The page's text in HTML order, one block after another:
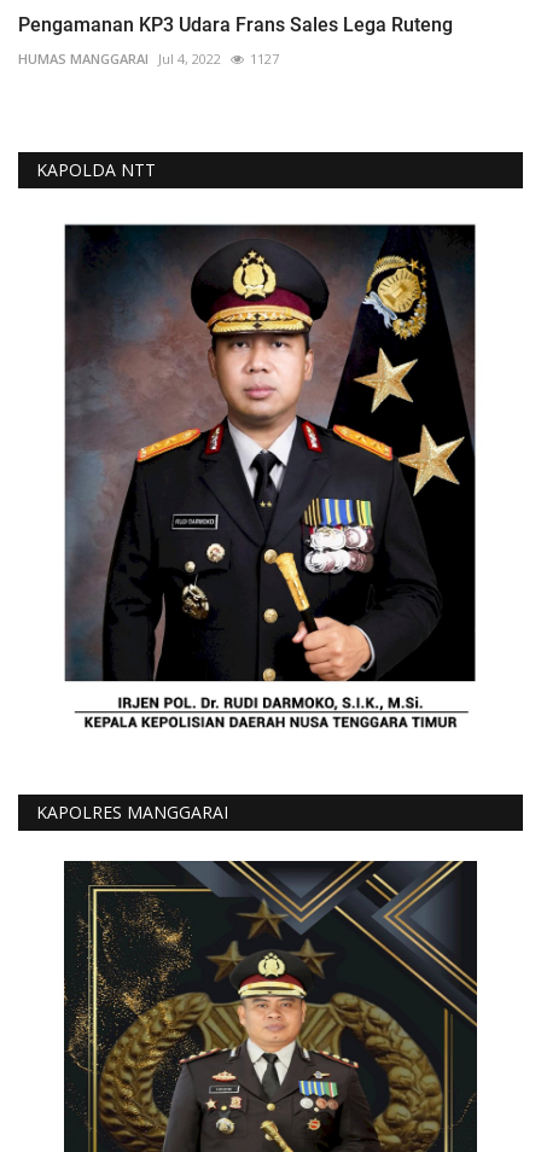
Pengamanan KP3 Udara Frans Sales Lega Ruteng
HUMAS MANGGARAI Jul 4, 2022 1127
KAPOLDA NTT
KAPOLRES MANGGARAI